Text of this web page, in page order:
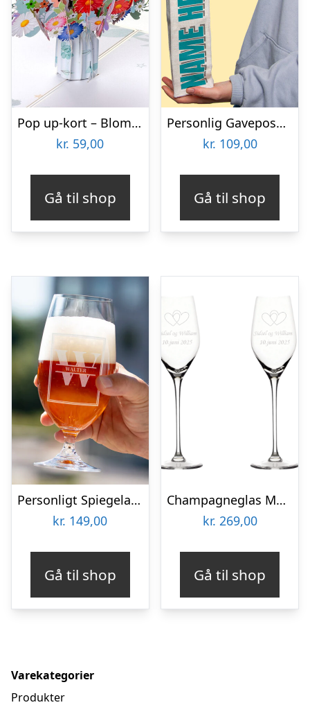
Pop up-kort – Blomsterbuket
kr. 59,00
Gå til shop
Personlig Gavepose til vin med Tekst
kr. 109,00
Gå til shop
Personligt Spiegelau Ølglas med Gravering – Bogstav & Navn
kr. 149,00
Gå til shop
Champagneglas Med Gravering Til Bryllup 2 Stk – Aida Passion Connoisseur
kr. 269,00
Gå til shop
Varekategorier
Produkter